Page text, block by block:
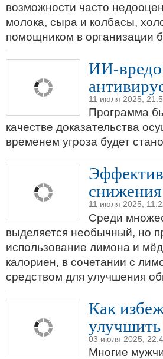
возможности часто
молока, сыра и колбасы,
помощником в организации
ИИ-
11 июля 2025,
Программа
качестве доказательства
временем угроза будет
11 июля 2025,
Среди
выделяется необычный, но
использование лимона и
калориен, в сочетании с
средством для улучшения
Как
03 июля 2025,
Многие